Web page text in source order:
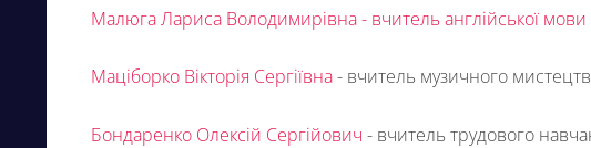
Малюга Лариса Володимирівна - вчитель англійської мови
Маціборко Вікторія Сергіївна- вчитель музичного
Бондаренко Олексій Сергійович - вчитель трудового